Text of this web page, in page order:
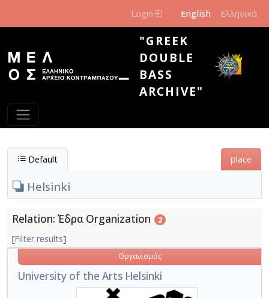
Login English Ελληνικά
"GREEK
DOUBLE
BASS
ARCHIVE"
Default place
Helsinki
Relation: Έδρα Organization 2
[Filter results]
University of the Arts Helsinki
Οργανισμός